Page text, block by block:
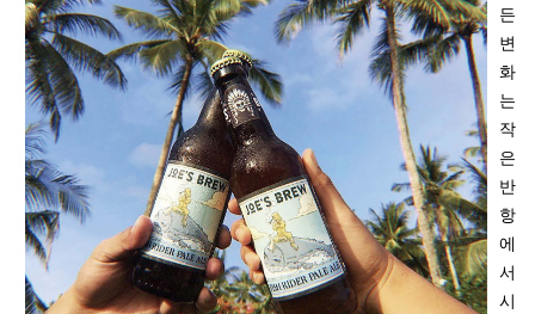
든
변
화
는
작
은
반
항
에
서
시